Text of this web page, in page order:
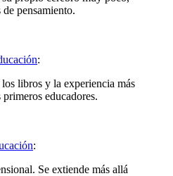
de pensamiento.
:
libros y la experiencia más
educadores.
:
Se extiende más allá